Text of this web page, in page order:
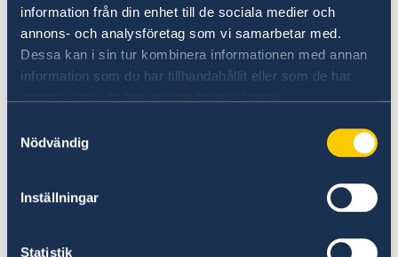
information från din enhet till de sociala medier och
annons- och analysföretag som vi samarbetar med.
Dessa kan i sin tur kombinera informationen med annan
information som du har tillhandahållit eller som de har
Nödvändig
Inställningar
Statistik
Basic information about: Working in
Sweden
available here. In some countries, additional
select a country from the 'Select Country Here'
drop-down list.